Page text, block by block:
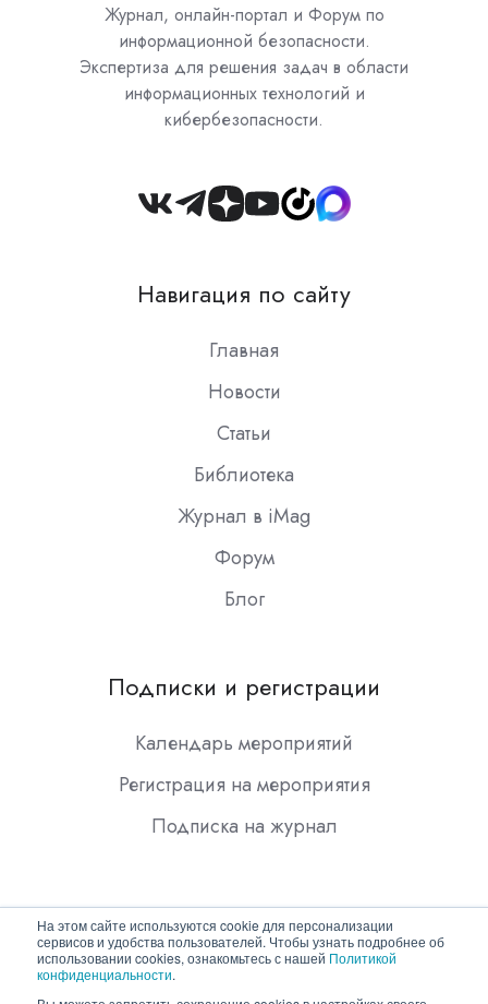
На этом сайте используются cookie для персонализации
сервисов и удобства пользователей. Чтобы узнать подробнее об
использовании cookies, ознакомьтесь с нашей Политикой
конфиденциальности.
Журнал, онлайн-портал и Форум по
информационной безопасности.
Экспертиза для решения задач в области
информационных технологий и
кибербезопасности.
Join
Slack
Навигация по сайту
Главная
Новости
Статьи
Библиотека
Журнал в iMag
Форум
Блог
Подписки и регистрации
Календарь мероприятий
Регистрация на мероприятия
Подписка на журнал
Copyright © 2026 ООО "Гротек"